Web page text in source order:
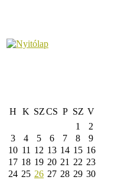
H K SZCS P SZ V
1
2
3
4 5 6 7 8
9
10 11 12 13 14 15 16
17 18 19 20 21 22 23
24 25 26 27 28 29 30